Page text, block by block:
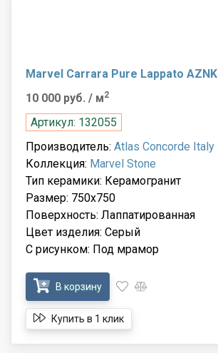
Marvel Carrara Pure Lappato AZNK
10 000 руб. / м2
Артикул: 132055
Производитель: Atlas Concorde Italy
Коллекция: Marvel Stone
Тип керамики: Керамогранит
Размер: 750x750
Поверхность: Лаппатированная
Цвет изделия: Серый
С рисунком: Под мрамор
В корзину
Купить в 1 клик